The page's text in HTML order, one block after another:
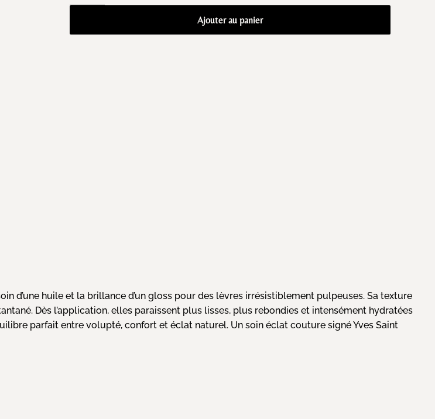
Ajouter au panier
d’une huile et la brillance d’un gloss pour des lèvres irrésistiblement pulpeuses. Sa texture
Dès l’application, elles paraissent plus lisses, plus rebondies et intensément hydratées
parfait entre volupté, confort et éclat naturel. Un soin éclat couture signé Yves Saint